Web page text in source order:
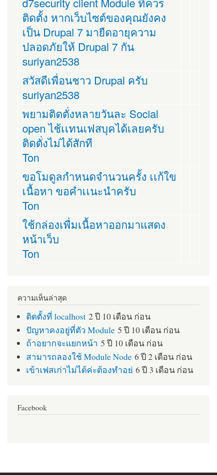
ติดตั้ง หากเว็บไซต์ของคุณยังคง
เป็น Drupal 7 มายืดอายุความ
ปลอดภัยให้ Drupal 7 กัน
suriyan2538
สวัสดีเพื่อนชาว Drupal ครับ
suriyan2538
พยามติดตั่งหลายวันละ Social
open ไช้เเทนเฟสบุคได้เลยครับ
ติดตั่งไม่ได้สักที
Ton
ขอโมดูลกำหนดจำนวนครั้ง เเก้ใข
เนื้อหา ขอคำเเนะนำครับ
Ton
ใช้กล่องเพื่มเนื้อหาออกมาแสดง
หน้าเว็บ
Ton
ความเห็นล่าสุด
ติดตั้งที่ localhost 2 ปี 10 เดือน ก่อน
ปัญหาคงอยู่ที่ตัว Module 5 ปี 10 เดือน ก่อน
ถ้าอยากจะแยกหน้า 5 ปี 10 เดือน ก่อน
สามารถลองใช้ Module Node 6 ปี 2 เดือน ก่อน
เข้าเฟสเก่าไม่ได้ค่ะต้องทำอย่ 6 ปี 3 เดือน ก่อน
Facebook